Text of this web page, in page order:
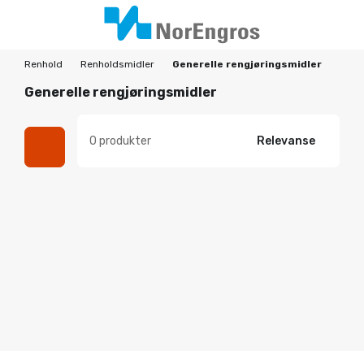
Renhold Renholdsmidler Generelle rengjøringsmidler
Generelle rengjøringsmidler
0 produkter Relevanse